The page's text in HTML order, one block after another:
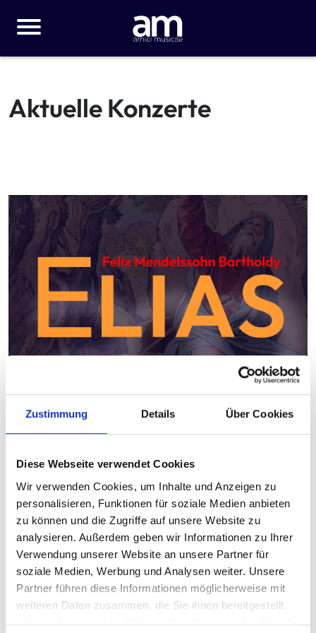
Zustimmung Details Über Cookies
Diese Webseite verwendet Cookies
Wir verwenden Cookies, um Inhalte und Anzeigen zu
personalisieren, Funktionen für soziale Medien anbieten
zu können und die Zugriffe auf unsere Website zu
analysieren. Außerdem geben wir Informationen zu Ihrer
Verwendung unserer Website an unsere Partner für
soziale Medien, Werbung und Analysen weiter. Unsere
Partner führen diese Informationen möglicherweise mit
weiteren Daten zusammen, die Sie ihnen bereitgestellt
haben oder die sie im Rahmen Ihrer Nutzung der Dienste
Aktuelle Konzerte
Felix Mendelssohn Bartholdy
»Elias« Op. 70
Offenes Herbstprojekt 2026
Beginn: 15:00 Uhr
Ort: Thomaskirche Leipzig
Teil I: Probenwochenende (Naumburg) | 18. bis 20.
September 2026 | EUROVILLE Naumburg
Teil II: Endproben und Konzert (Leipzig) | 2./3. Oktober 2026